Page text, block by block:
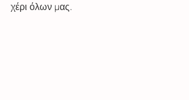
χέρι όλων μας.